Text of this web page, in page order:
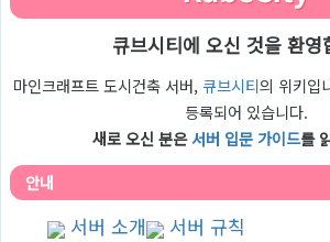
큐브시티에 오신 것을 환영
마인크래프트 도시건축 서버,큐브시티의 위키입
등록되어 있습니다.
새로 오신 분은서버 입문 가이드를
안내
서버 소개 서버 규칙